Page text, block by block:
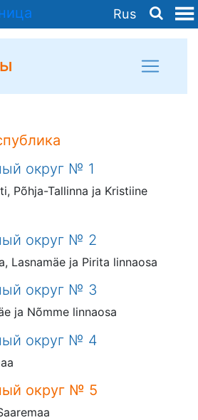
Rus
округ № 1
Põhja-Tallinna ja Kristiine
округ № 2
Lasnamäe ja Pirita linnaosa
округ № 3
ja Nõmme linnaosa
округ № 4
округ № 5